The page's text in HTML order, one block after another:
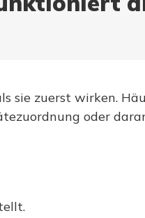
sie zuerst wirken.
oder